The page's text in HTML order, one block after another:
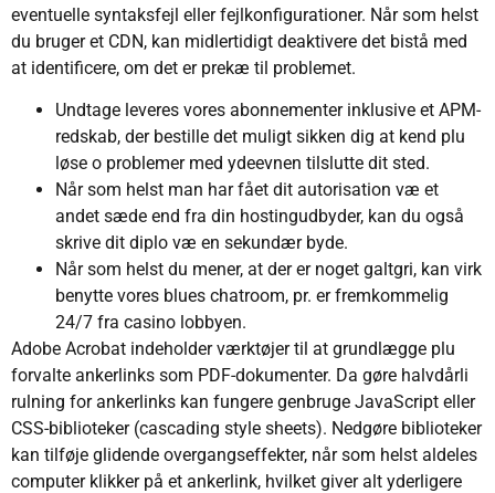
eventuelle syntaksfejl eller fejlkonfigurationer. Når som helst
du bruger et CDN, kan midlertidigt deaktivere det bistå med
at identificere, om det er prekæ til problemet.
Undtage leveres vores abonnementer inklusive et APM-
redskab, der bestille det muligt sikken dig at kend plu
løse o problemer med ydeevnen tilslutte dit sted.
Når som helst man har fået dit autorisation væ et
andet sæde end fra din hostingudbyder, kan du også
skrive dit diplo væ en sekundær byde.
Når som helst du mener, at der er noget galtgri, kan virk
benytte vores blues chatroom, pr. er fremkommelig
24/7 fra casino lobbyen.
Adobe Acrobat indeholder værktøjer til at grundlægge plu
forvalte ankerlinks som PDF-dokumenter. Da gøre halvdårli
rulning for ankerlinks kan fungere genbruge JavaScript eller
CSS-biblioteker (cascading style sheets). Nedgøre biblioteker
kan tilføje glidende overgangseffekter, når som helst aldeles
computer klikker på et ankerlink, hvilket giver alt yderligere